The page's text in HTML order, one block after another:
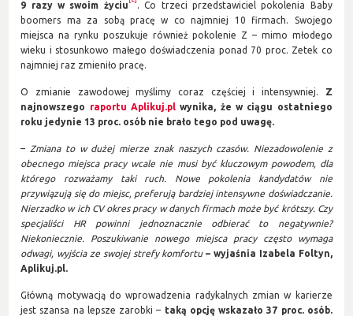
9 razy w swoim życiu
. Co trzeci przedstawiciel pokolenia Baby
boomers ma za sobą pracę w co najmniej 10 firmach. Swojego
miejsca na rynku poszukuje również pokolenie Z – mimo młodego
wieku i stosunkowo małego doświadczenia ponad 70 proc. Zetek co
najmniej raz zmieniło pracę.
O zmianie zawodowej myślimy coraz częściej i intensywniej. Z
najnowszego
raportu Aplikuj.plwynika, że w ciągu ostatniego
roku jedynie 13 proc. osób nie brało tego pod uwagę.
– Zmiana to w dużej mierze znak naszych czasów. Niezadowolenie z
obecnego miejsca pracy wcale nie musi być kluczowym powodem, dla
którego rozważamy taki ruch. Nowe pokolenia kandydatów nie
przywiązują się do miejsc, preferują bardziej intensywne doświadczanie.
Nierzadko w ich CV okres pracy w danych firmach może być krótszy. Czy
specjaliści HR powinni jednoznacznie odbierać to negatywnie?
Niekoniecznie. Poszukiwanie nowego miejsca pracy często wymaga
odwagi, wyjścia ze swojej strefy komfortu– wyjaśnia Izabela Foltyn,
Aplikuj.pl.
Główną motywacją do wprowadzenia radykalnych zmian w karierze
jest szansa na lepsze zarobki – taką opcję wskazało 37 proc. osób.